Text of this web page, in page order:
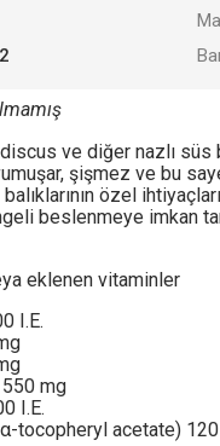
ve diğer nazlı süs
şişmez ve bu
özel
beslenmeye imkan
eklenen vitaminler
I.E.
mg
I.E.
tocopheryl acetate)